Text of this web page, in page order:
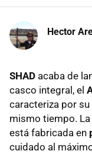
Hector
SHAD acaba de
casco integral, el
caracteriza por
mismo tiempo. La
está fabricada en
cuidado al